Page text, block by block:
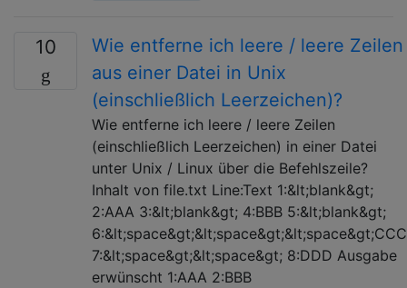
10
Wie entferne ich leere / leere Zeilen
aus einer Datei in Unix
(einschließlich Leerzeichen)?
Wie entferne ich leere / leere Zeilen
(einschließlich Leerzeichen) in einer Datei
unter Unix / Linux über die Befehlszeile?
Inhalt von file.txt Line:Text 1:&lt;blank&gt;
2:AAA 3:&lt;blank&gt; 4:BBB 5:&lt;blank&gt;
6:&lt;space&gt;&lt;space&gt;&lt;space&gt;CCC
7:&lt;space&gt;&lt;space&gt; 8:DDD Ausgabe
erwünscht 1:AAA 2:BBB